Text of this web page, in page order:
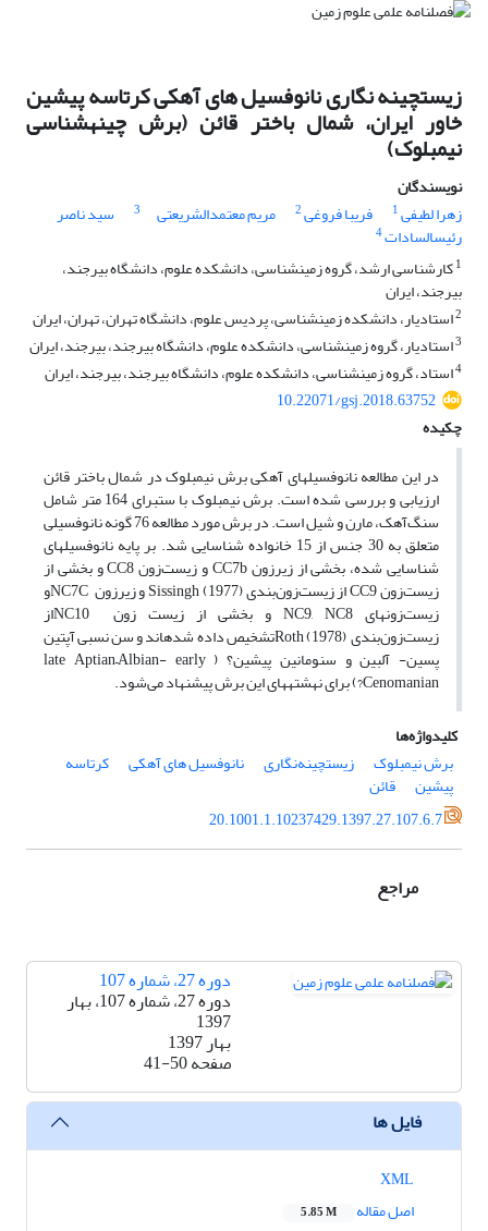
زیست‎چینه نگاری نانوفسیل های آهکی کرتاسه پیشین
خاور ایران، شمال باختر قائن (برش چینه‎شناسی
نیمبلوک)
نویسندگان
زهرا لطیفی1 فریبا فروغی2 مریم معتمدالشریعتی 3 سید ناصر
رئیس‎السادات
4
1
کارشناسی ارشد، گروه زمین‎شناسی، دانشکده علوم، دانشگاه بیرجند،
بیرجند، ایران
2استادیار، دانشکده زمین‎شناسی، پردیس علوم، دانشگاه تهران، تهران، ایران
3استادیار، گروه زمین‎شناسی، دانشکده علوم، دانشگاه بیرجند، بیرجند، ایران
4استاد، گروه زمین‎شناسی، دانشکده علوم، دانشگاه بیرجند، بیرجند، ایران
10.22071/gsj.2018.63752
چکیده
در این مطالعه نانوفسیل­های آهکی برش نیمبلوک در شمال باختر قائن
ارزیابی و بررسی شده ­است. برش نیمبلوک با ستبرای 164 متر شامل
سنگ‌آهک، مارن و شیل است. در برش مورد مطالعه 76 گونه نانوفسیلی
متعلق به 30 جنس از 15 خانواده شناسایی شد. بر پایه نانوفسیل­های
شناسایی شده، بخشی از زیرزون CC7b و زیست‌زون­ CC8 و بخشی از
زیست‌زون CC9 از زیست‌زون‌بندی Sissingh (1977) و زیرزون NC7Cو
زیست‌زون­های NC9, NC8 و بخشی از زیست زون NC10از
زیست‌زون‌بندی Roth (1978)تشخیص داده شده­اند و سن نسبی آپتین
پسین- آلبین و سنومانین پیشین؟ (late Aptian–Albian- early
Cenomanian?) برای نهشته­های این برش پیشنهاد می‌شود.
کلیدواژه‌ها
برش نیمبلوک
زیست‎چینه‌نگاری نانوفسیل های آهکی کرتاسه
پیشین
قائن
20.1001.1.10237429.1397.27.107.6.7
مراجع
دوره 27، شماره 107
دوره 27، شماره 107، بهار
1397
بهار 1397
صفحه41-50
فایل ها
اصل مقاله
5.85 M